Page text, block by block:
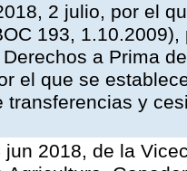
2 julio, por el
193,
a Prima
el que se
transferencias y
jun 2018, de la